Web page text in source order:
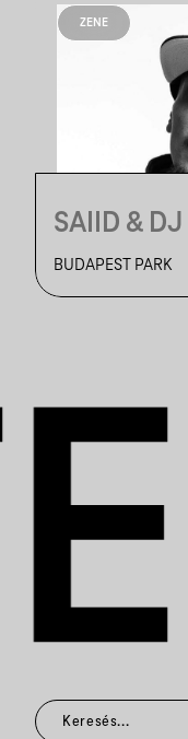
ZENE
SAIID & DJ
BUDAPEST PARK